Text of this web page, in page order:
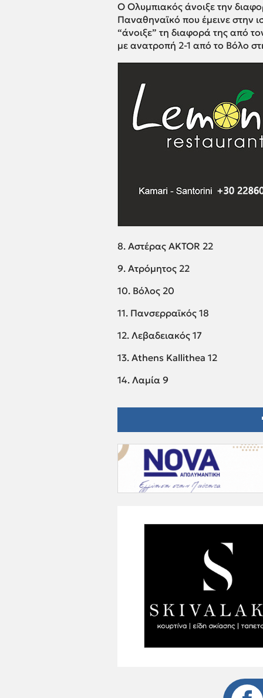
Ο Ολυμπιακός άνοιξε την
Παναθηναϊκό που έμεινε στην
“άνοιξε” τη διαφορά της από
με ανατροπή 2-1 από το Βόλο
8. Αστέρας AKTOR 22
9. Ατρόμητος 22
10. Βόλος 20
11. Πανσερραϊκός 18
12. Λεβαδειακός 17
13. Αthens Kallithea 12
14. Λαμία 9